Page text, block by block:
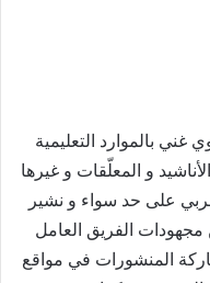
بالموارد التعليمية
و المعلّقات و غيرها
على حد سواء و نشير
الفريق العامل
المنشورات في مواقع